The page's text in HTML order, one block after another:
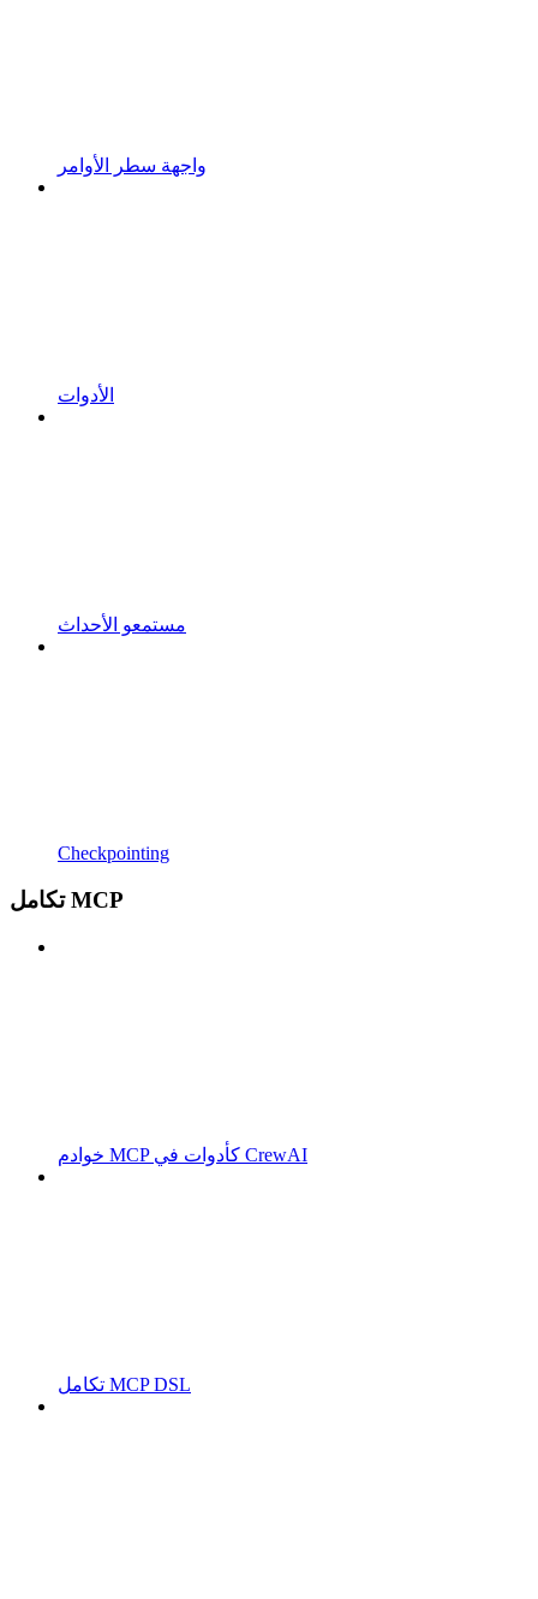
واجهة سطر الأوامر
الأدوات
مستمعو الأحداث
Checkpointing
تكامل MCP
خوادم MCP كأدوات في CrewAI
تكامل MCP DSL